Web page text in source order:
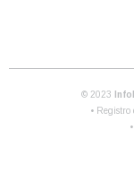
© 2023
•